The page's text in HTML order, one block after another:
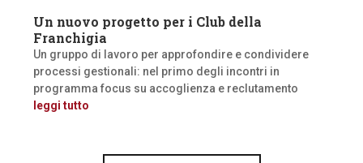
Un nuovo progetto per i Club della
Franchigia
Un gruppo di lavoro per approfondire e condividere
processi gestionali: nel primo degli incontri in
programma focus su accoglienza e reclutamento
leggi tutto